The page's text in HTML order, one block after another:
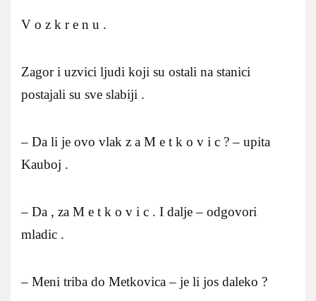
V o z k r e n u .
Zagor i uzvici ljudi koji su ostali na stanici
postajali su sve slabiji .
– Da li je ovo vlak z a M e t k o v i c ? – upita
Kauboj .
– Da , za M e t k o v i c . I dalje – odgovori
mladic .
– Meni triba do Metkovica – je li jos daleko ?